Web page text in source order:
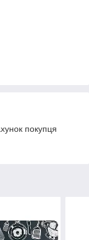
покупця